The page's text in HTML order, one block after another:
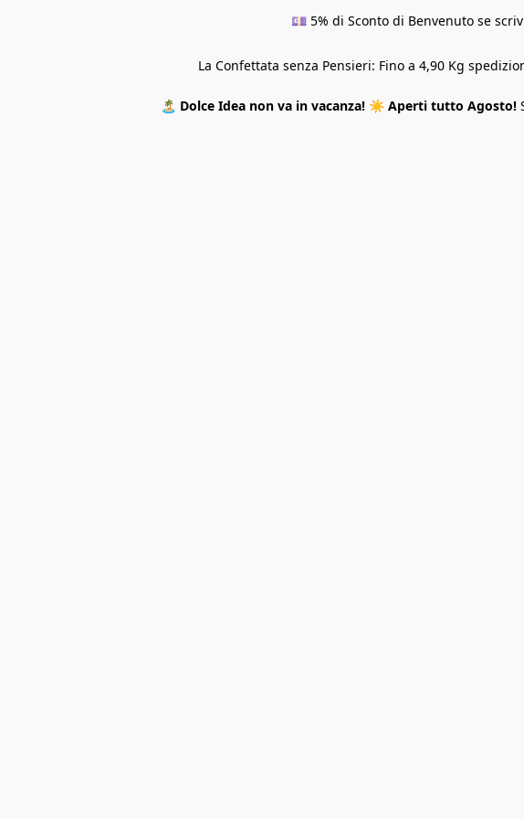
💷 5% di Sconto di Benvenuto se
La Confettata senza Pensieri: Fino a 4,90 Kg
🏝️ Dolce Idea non va in vacanza! ☀️ Aperti tutto Agosto!